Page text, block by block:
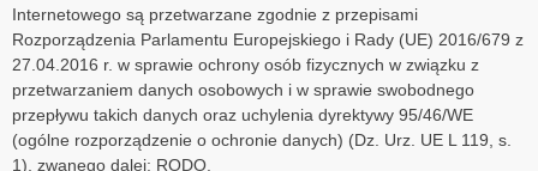
Internetowego są przetwarzane zgodnie z przepisami
Rozporządzenia Parlamentu Europejskiego i Rady (UE) 2016/679 z
27.04.2016 r. w sprawie ochrony osób fizycznych w związku z
przetwarzaniem danych osobowych i w sprawie swobodnego
przepływu takich danych oraz uchylenia dyrektywy 95/46/WE
(ogólne rozporządzenie o ochronie danych) (Dz. Urz. UE L 119, s.
1), zwanego dalej: RODO.